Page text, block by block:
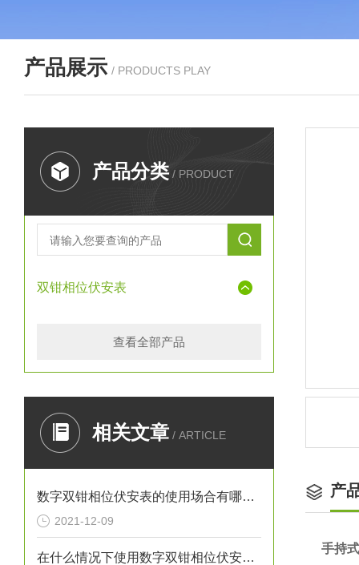
产品展示 / PRODUCTS PLAY
产品分类 / PRODUCT
双钳相位伏安表
查看全部产品
相关文章 / ARTICLE
数字双钳相位伏安表的使用场合有哪些？
2021-12-09
在什么情况下使用数字双钳相位伏安表？
产
手持